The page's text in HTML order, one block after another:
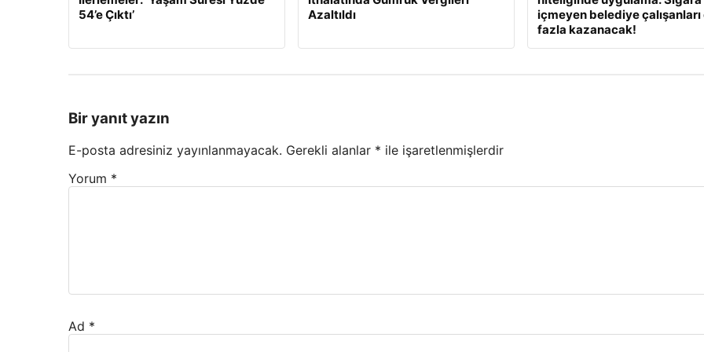
54’e Çıktı’
Azaltıldı
içmeyen belediye çalışanları
fazla kazanacak!
Bir yanıt yazın
E-posta adresiniz yayınlanmayacak. Gerekli alanlar * ile işaretlenmişlerdir
Yorum *
Ad *